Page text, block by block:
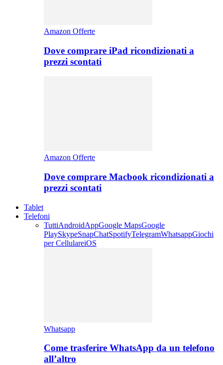
Amazon Offerte
Dove comprare iPad ricondizionati a
prezzi scontati
Amazon Offerte
Dove comprare Macbook ricondizionati a
prezzi scontati
Tablet
Telefoni
TuttiAndroidAppGoogle MapsGoogle
PlaySkypeSnapChatSpotifyTelegramWhatsappGiochi
per CellulareiOS
Whatsapp
Come trasferire WhatsApp da un telefono
all’altro